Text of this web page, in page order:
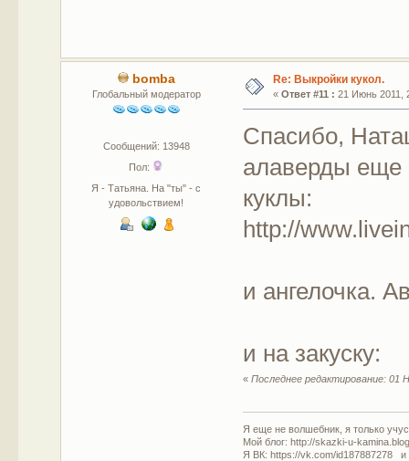
bomba
Глобальный модератор
Сообщений: 13948
Пол:
Я - Татьяна. На "ты" - с
удовольствием!
Re: Выкройки кукол.
« Ответ #11 : 21 Июнь 2011,
Спасибо,
алаверды еще
куклы:
http://
и ангелочка.
и на закуску:
«Последнее редактирование: 01
Я еще не волшебник, я только
Мой блог: http://skazki-u-
Я ВК: https://vk.com/id187887278 и